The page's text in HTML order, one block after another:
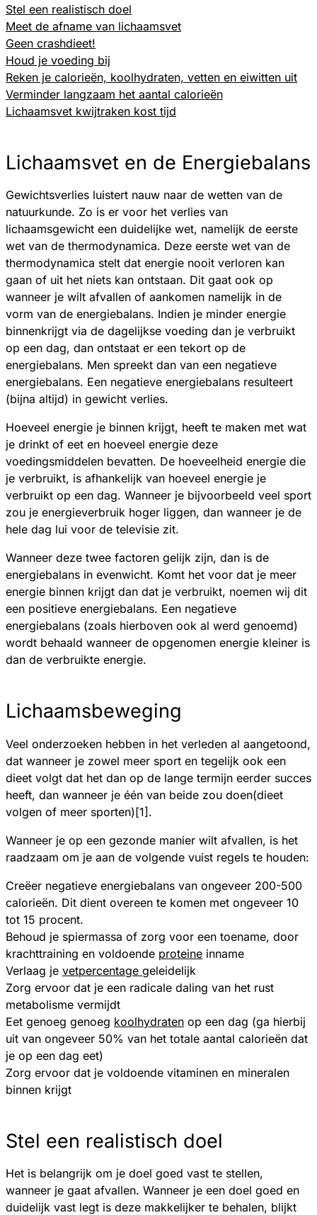
Stel een realistisch doel
Meet de afname van lichaamsvet
Geen crashdieet!
Houd je voeding bij
Reken je calorieën, koolhydraten, vetten en eiwitten uit
Verminder langzaam het aantal calorieën
Lichaamsvet kwijtraken kost tijd
Lichaamsvet en de Energiebalans
Gewichtsverlies luistert nauw naar de wetten van de
natuurkunde. Zo is er voor het verlies van
lichaamsgewicht een duidelijke wet, namelijk de eerste
wet van de thermodynamica. Deze eerste wet van de
thermodynamica stelt dat energie nooit verloren kan
gaan of uit het niets kan ontstaan. Dit gaat ook op
wanneer je wilt afvallen of aankomen namelijk in de
vorm van de energiebalans. Indien je minder energie
binnenkrijgt via de dagelijkse voeding dan je verbruikt
op een dag, dan ontstaat er een tekort op de
energiebalans. Men spreekt dan van een negatieve
energiebalans. Een negatieve energiebalans resulteert
(bijna altijd) in gewicht verlies.
Hoeveel energie je binnen krijgt, heeft te maken met wat
je drinkt of eet en hoeveel energie deze
voedingsmiddelen bevatten. De hoeveelheid energie die
je verbruikt, is afhankelijk van hoeveel energie je
verbruikt op een dag. Wanneer je bijvoorbeeld veel sport
zou je energieverbruik hoger liggen, dan wanneer je de
hele dag lui voor de televisie zit.
Wanneer deze twee factoren gelijk zijn, dan is de
energiebalans in evenwicht. Komt het voor dat je meer
energie binnen krijgt dan dat je verbruikt, noemen wij dit
een positieve energiebalans. Een negatieve
energiebalans (zoals hierboven ook al werd genoemd)
wordt behaald wanneer de opgenomen energie kleiner is
dan de verbruikte energie.
Lichaamsbeweging
Veel onderzoeken hebben in het verleden al aangetoond,
dat wanneer je zowel meer sport en tegelijk ook een
dieet volgt dat het dan op de lange termijn eerder succes
heeft, dan wanneer je één van beide zou doen(dieet
volgen of meer sporten)[1].
Wanneer je op een gezonde manier wilt afvallen, is het
raadzaam om je aan de volgende vuist regels te houden:
Creëer negatieve energiebalans van ongeveer 200-500
calorieën. Dit dient overeen te komen met ongeveer 10
tot 15 procent.
Behoud je spiermassa of zorg voor een toename, door
krachttraining en voldoende proteine inname
Verlaag je vetpercentage geleidelijk
Zorg ervoor dat je een radicale daling van het rust
metabolisme vermijdt
Eet genoeg genoeg koolhydraten op een dag (ga hierbij
uit van ongeveer 50% van het totale aantal calorieën dat
je op een dag eet)
Zorg ervoor dat je voldoende vitaminen en mineralen
binnen krijgt
Stel een realistisch doel
Het is belangrijk om je doel goed vast te stellen,
wanneer je gaat afvallen. Wanneer je een doel goed en
duidelijk vast legt is deze makkelijker te behalen, blijkt